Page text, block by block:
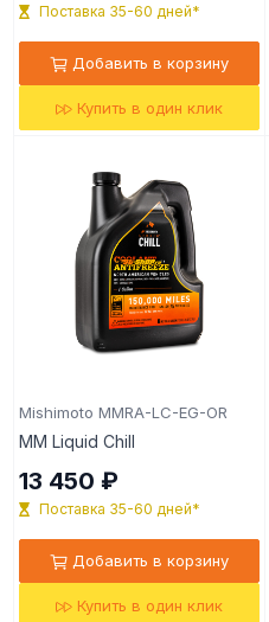
Поставка 35-60 дней*
Добавить в корзину
Купить в один клик
Mishimoto MMRA-LC-EG-OR
MM Liquid Chill
13 450 ₽
Поставка 35-60 дней*
Добавить в корзину
Купить в один клик